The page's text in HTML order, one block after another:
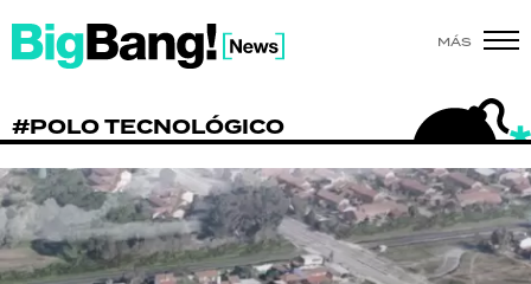
MÁS
#POLO TECNOLÓGICO
SHOW
POLÍTICA
ACTUALIDAD